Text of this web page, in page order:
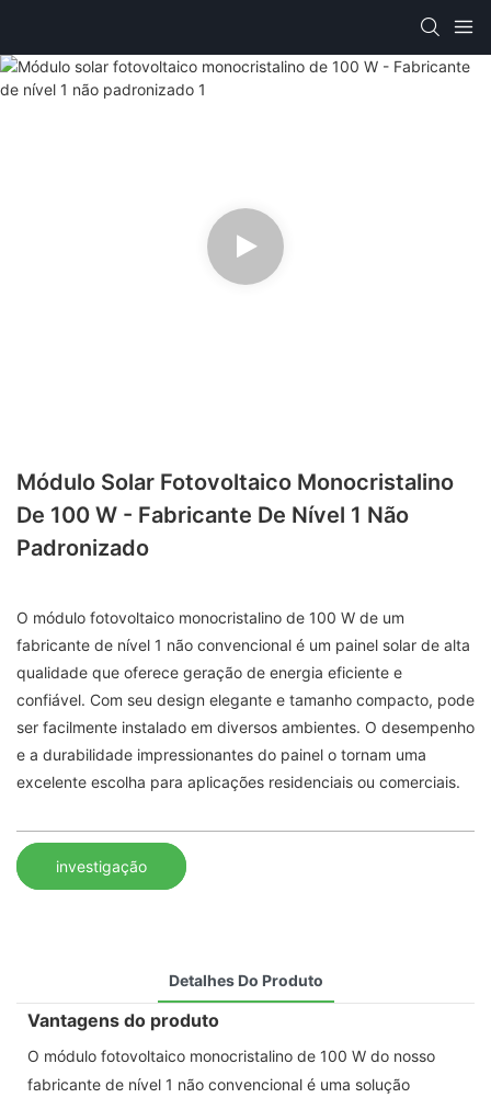
Módulo Solar Fotovoltaico Monocristalino
De 100 W - Fabricante De Nível 1 Não
Padronizado
O módulo fotovoltaico monocristalino de 100 W de um
fabricante de nível 1 não convencional é um painel solar de alta
qualidade que oferece geração de energia eficiente e
confiável. Com seu design elegante e tamanho compacto, pode
ser facilmente instalado em diversos ambientes. O desempenho
e a durabilidade impressionantes do painel o tornam uma
excelente escolha para aplicações residenciais ou comerciais.
investigação
Detalhes Do Produto
Vantagens do produto
O módulo fotovoltaico monocristalino de 100 W do nosso
fabricante de nível 1 não convencional é uma solução